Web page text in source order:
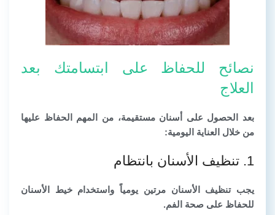
نصائح للحفاظ على ابتسامتك بعد
العلاج
بعد الحصول على أسنان مستقيمة، من المهم الحفاظ عليها
من خلال العناية اليومية:
1. تنظيف الأسنان بانتظام
يجب تنظيف الأسنان مرتين يومياً واستخدام خيط الأسنان
للحفاظ على صحة الفم.